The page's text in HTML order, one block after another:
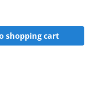
the desired
shopping cart